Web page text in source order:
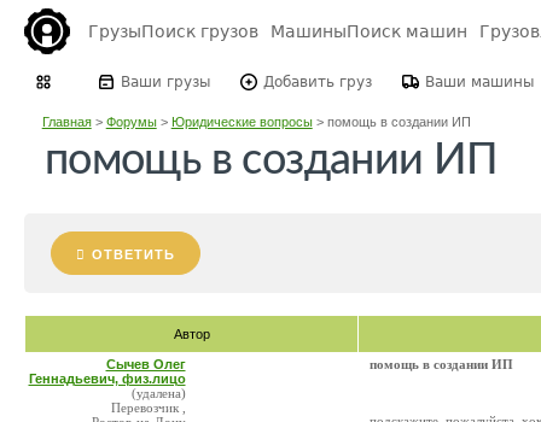
ГрузыПоиск грузов МашиныПоиск машин
Ваши грузы Добавить груз Ваши машины
Главная> Форумы> Юридические вопросы> помощь в создании ИП
помощь в создании ИП
ОТВЕТИТЬ
Автор
Сычев Олег
Геннадьевич, физ.лицо
(удалена)
Перевозчик ,
помощь в создании ИП